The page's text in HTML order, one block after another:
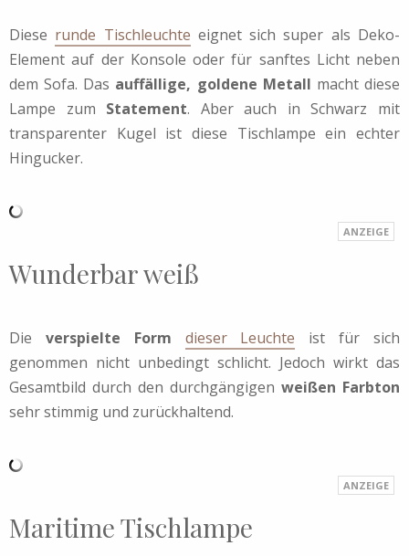
Diese runde Tischleuchte eignet sich super als Deko-
Element auf der Konsole oder für sanftes Licht neben
dem Sofa. Das auffällige, goldene Metall macht diese
Lampe zum Statement. Aber auch in Schwarz mit
transparenter Kugel ist diese Tischlampe ein echter
Hingucker.
Wunderbar weiß
Die verspielte Form dieser Leuchte ist für sich
genommen nicht unbedingt schlicht. Jedoch wirkt das
Gesamtbild durch den durchgängigen weißen Farbton
sehr stimmig und zurückhaltend.
Maritime Tischlampe